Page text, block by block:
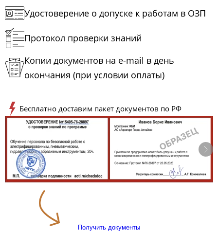
Удостоверение о допуске к работам в ОЗП
Протокол проверки знаний
Копии документов на e-mail в день
окончания (при условии оплаты)
Бесплатно доставим пакет документов по РФ
Получить документы